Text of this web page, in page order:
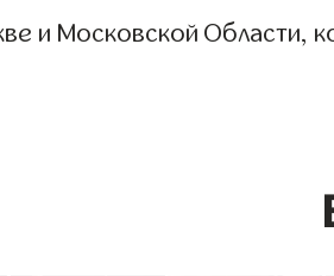
и Московской Области,